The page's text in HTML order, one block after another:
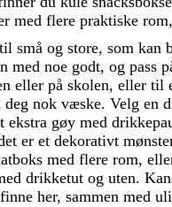
med flere praktiske
og store, som kan
noe godt, og pass
eller på skolen, eller til
nok væske. Velg en
gøy med
er et dekorativt
med flere rom,
drikketut og uten.
her, sammen med